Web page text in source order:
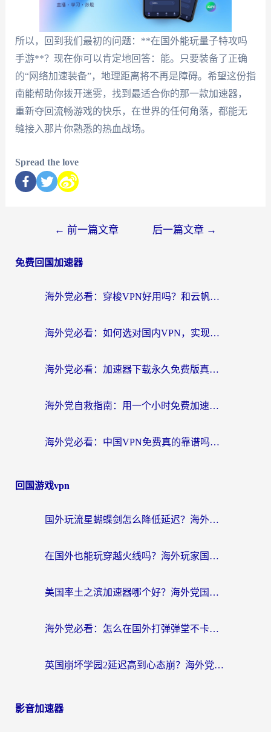
所以，回到我们最初的问题：**在国外能玩量子特攻吗
手游**？现在你可以肯定地回答：能。只要装备了正确
的“网络加速装备”，地理距离将不再是障碍。希望这份指
南能帮助你拨开迷雾，找到最适合你的那一款加速器，
重新夺回流畅游戏的快乐，在世界的任何角落，都能无
缝接入那片你熟悉的热血战场。
Spread the love
← 前一篇文章 后一篇文章 →
免费回国加速器
海外党必看：穿梭VPN好用吗？和云帆VPN对比哪个回国效果更好？附真实测评+避坑指南
海外党必看：如何选对国内VPN，实现无缝访问国内资源？
海外党必看：加速器下载永久免费版真的存在吗？教你无缝访问国内资源的正确姿势
海外党自救指南：用一个小时免费加速器，轻松打破国内资源访问壁垒？
海外党必看：中国VPN免费真的靠谱吗？手把手教你选对回国加速器
回国游戏vpn
国外玩流星蝴蝶剑怎么降低延迟？海外党必看的加速秘籍（含欧洲鸣潮&彩虹岛优化攻略）
在国外也能玩穿越火线吗？海外玩家国服游戏畅玩终极指南
美国率土之滨加速器哪个好？海外党国服游戏畅玩终极指南（附多游戏解决方案）
海外党必看：怎么在国外打弹弹堂不卡？番茄加速器亲测指南
英国崩坏学园2延迟高到心态崩？海外党国服游戏加速终极指南
影音加速器